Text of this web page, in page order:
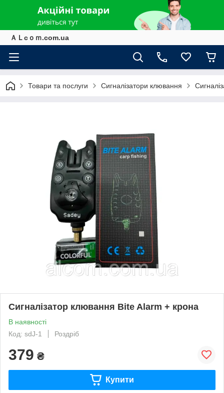
ＡＬcｏｍ.com.ua
Товари та послуги Сигналізатори клювання
Сигналізатор клювання Bite Alarm + крона
В наявності
Код: sdJ-1
Роздріб
379 ₴
Купити